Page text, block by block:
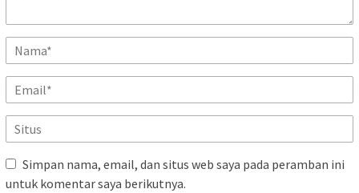
Simpan nama, email, dan situs web saya pada peramban ini
untuk komentar saya berikutnya.